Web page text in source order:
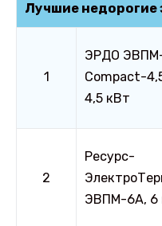
Лучшие недорогие
1
ЭРДО
Compact-
4,5 кВт
2
Ресурс-
ЭВПМ-6А, 6